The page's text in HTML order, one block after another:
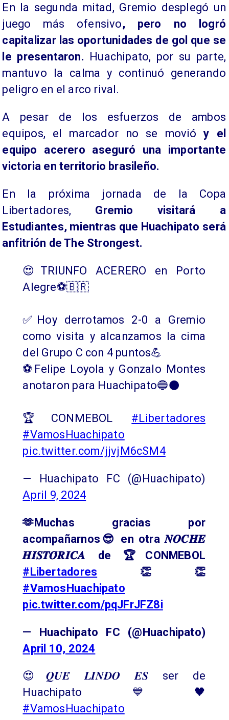
En la segunda mitad, Gremio desplegó un
juego más ofensivo, pero no logró
capitalizar las oportunidades de gol que se
le presentaron. Huachipato, por su parte,
mantuvo la calma y continuó generando
peligro en el arco rival.
A pesar de los esfuerzos de ambos
equipos, el marcador no se movióy el
equipo acerero aseguró una importante
victoria en territorio brasileño.
En la próxima jornada de la Copa
Libertadores, Gremio visitará a
Estudiantes, mientras que Huachipato será
anfitrión de The Strongest.
😍TRIUNFO ACERERO en Porto
Alegre⚽️🇧🇷
✅Hoy derrotamos 2-0 a Gremio
como visita y alcanzamos la cima
del Grupo C con 4 puntos💪
⚽️Felipe Loyola y Gonzalo Montes
anotaron para Huachipato🔵⚫️
🏆CONMEBOL #Libertadores
#VamosHuachipato
pic.twitter.com/jjvjM6cSM4
— Huachipato FC (@Huachipato)
April 9, 2024
🫶Muchas gracias por
acompañarnos😎 en otra 𝑵𝑶𝑪𝑯𝑬
𝑯𝑰𝑺𝑻𝑶́𝑹𝑰𝑪𝑨 de 🏆CONMEBOL
#Libertadores 👏👏
#VamosHuachipato
pic.twitter.com/pqJFrJFZ8i
— Huachipato FC (@Huachipato)
April 10, 2024
😍𝑸𝑼𝑬́ 𝑳𝑰𝑵𝑫𝑶 𝑬𝑺 ser de
Huachipato💙🖤
#VamosHuachipato